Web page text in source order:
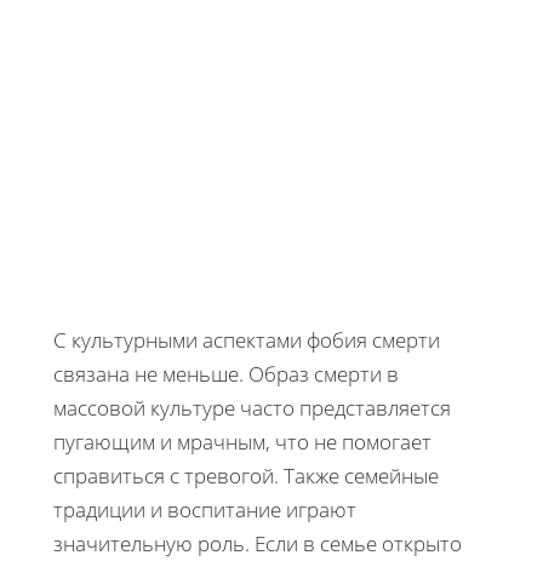
С культурными аспектами фобия смерти
связана не меньше. Образ смерти в
массовой культуре часто представляется
пугающим и мрачным, что не помогает
справиться с тревогой. Также семейные
традиции и воспитание играют
значительную роль. Если в семье открыто